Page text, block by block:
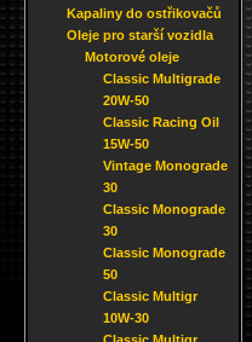
Kapaliny do ostřikovačů
Oleje pro starší vozidla
Motorové oleje
Classic Multigrade
20W-50
Classic Racing Oil
15W-50
Vintage Monograde
30
Classic Monograde
30
Classic Monograde
50
Classic Multigr
10W-30